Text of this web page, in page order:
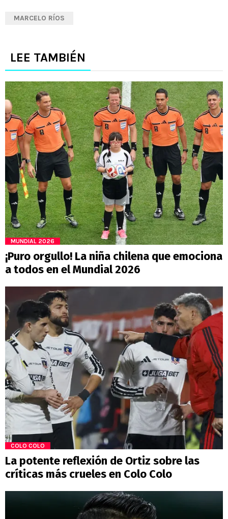
MARCELO RÍOS
LEE TAMBIÉN
MUNDIAL 2026
¡Puro orgullo! La niña chilena que emociona
a todos en el Mundial 2026
COLO COLO
La potente reflexión de Ortiz sobre las
críticas más crueles en Colo Colo